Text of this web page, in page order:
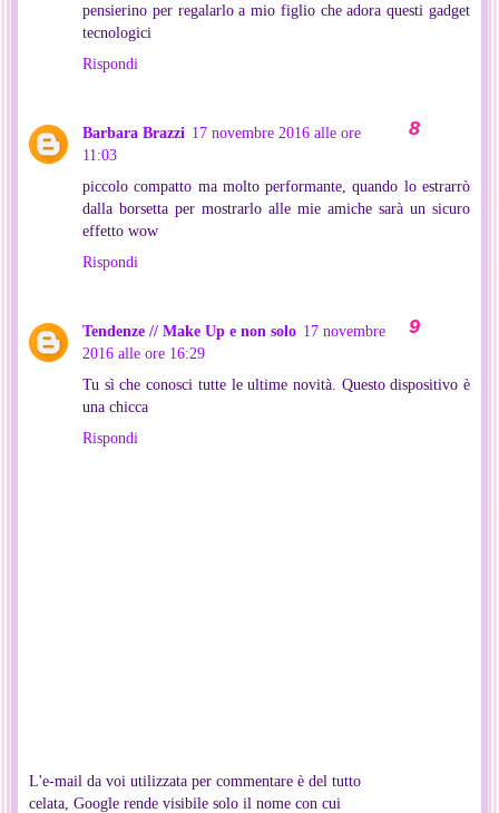
pensierino per regalarlo a mio figlio che adora questi gadget
tecnologici
Rispondi
Barbara Brazzi 17 novembre 2016 alle ore
11:03
piccolo compatto ma molto performante, quando lo estrarrò
dalla borsetta per mostrarlo alle mie amiche sarà un sicuro
effetto wow
Rispondi
Tendenze // Make Up e non solo 17 novembre
2016 alle ore 16:29
Tu sì che conosci tutte le ultime novità. Questo dispositivo è
una chicca
Rispondi
L'e-mail da voi utilizzata per commentare è del tutto
celata, Google rende visibile solo il nome con cui